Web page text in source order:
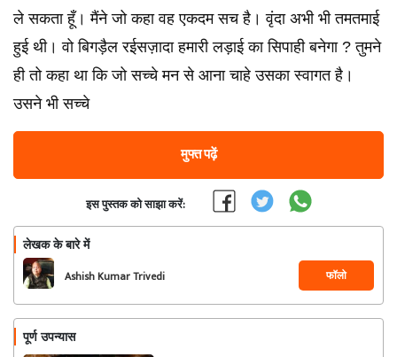
ले सकता हूँ।‌ मैंने जो कहा वह एकदम सच है। वृंदा अभी भी तमतमाई
हुई थी। वो बिगड़ैल रईसज़ादा हमारी लड़ाई का सिपाही बनेगा ? तुमने
ही तो कहा था कि जो सच्चे मन से आना चाहे उसका स्वागत है।
उसने भी सच्चे
मुफ्त पढ़ें
इस पुस्तक को साझा करें:
लेखक के बारे में
Ashish Kumar Trivedi फॉलो
पूर्ण उपन्यास